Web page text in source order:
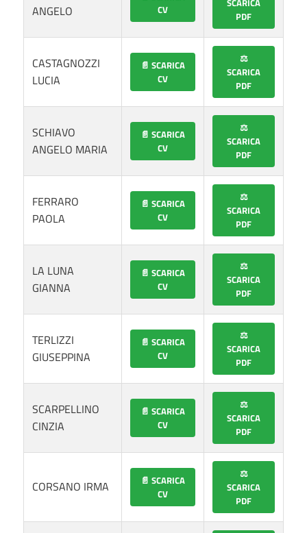
ANGELO
CV
SCARICA
PDF
CASTAGNOZZI
LUCIA
📄 SCARICA
CV
⚖️
SCARICA
PDF
SCHIAVO
ANGELO MARIA
📄 SCARICA
CV
⚖️
SCARICA
PDF
FERRARO
PAOLA
📄 SCARICA
CV
⚖️
SCARICA
PDF
LA LUNA
GIANNA
📄 SCARICA
CV
⚖️
SCARICA
PDF
TERLIZZI
GIUSEPPINA
📄 SCARICA
CV
⚖️
SCARICA
PDF
SCARPELLINO
CINZIA
📄 SCARICA
CV
⚖️
SCARICA
PDF
CORSANO IRMA
📄 SCARICA
CV
⚖️
SCARICA
PDF